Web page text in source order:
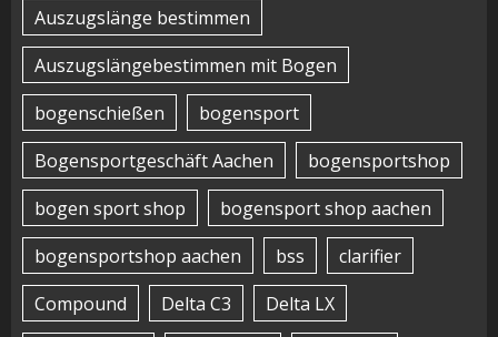
Auszugslänge bestimmen
Auszugslängebestimmen mit Bogen
bogenschießen
bogensport
Bogensportgeschäft Aachen
bogensportshop
bogen sport shop
bogensport shop aachen
bogensportshop aachen
bss
clarifier
Compound
Delta C3
Delta LX